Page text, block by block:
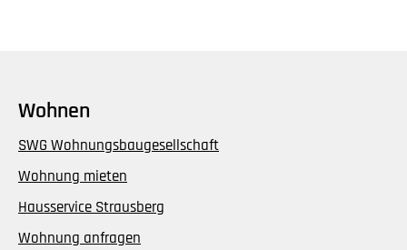
Wohnen
SWG Wohnungsbaugesellschaft
Wohnung mieten
Hausservice Strausberg
Wohnung anfragen